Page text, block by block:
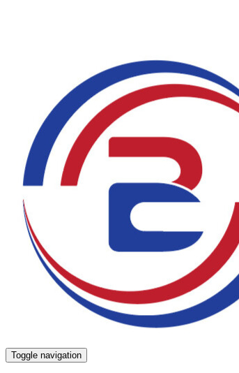
Toggle navigation